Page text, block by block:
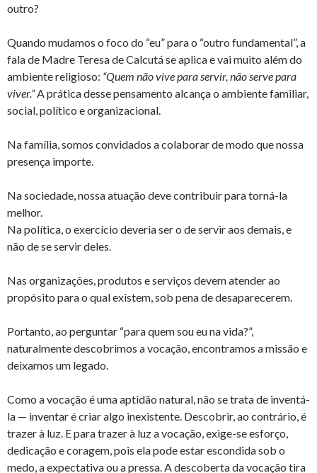
outro?
Quando mudamos o foco do “eu” para o “outro fundamental”, a
fala de Madre Teresa de Calcutá se aplica e vai muito além do
ambiente religioso: “Quem não vive para servir, não serve para
viver.”A prática desse pensamento alcança o ambiente familiar,
social, político e organizacional.
Na família, somos convidados a colaborar de modo que nossa
presença importe.
Na sociedade, nossa atuação deve contribuir para torná-la
melhor.
Na política, o exercício deveria ser o de servir aos demais, e
não de se servir deles.
Nas organizações, produtos e serviços devem atender ao
propósito para o qual existem, sob pena de desaparecerem.
Portanto, ao perguntar “para quem sou eu na vida?”,
naturalmente descobrimos a vocação, encontramos a missão e
deixamos um legado.
Como a vocação é uma aptidão natural, não se trata de inventá-
la — inventar é criar algo inexistente. Descobrir, ao contrário, é
trazer à luz. E para trazer à luz a vocação, exige-se esforço,
dedicação e coragem, pois ela pode estar escondida sob o
medo, a expectativa ou a pressa. A descoberta da vocação tira